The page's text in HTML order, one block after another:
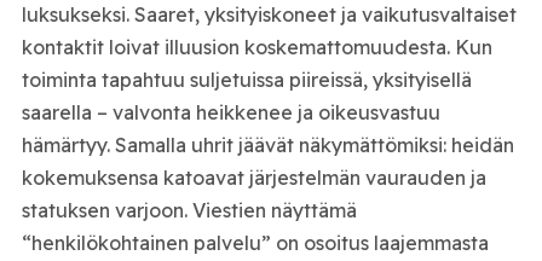
luksukseksi. Saaret, yksityiskoneet ja vaikutusvaltaiset
kontaktit loivat illuusion koskemattomuudesta. Kun
toiminta tapahtuu suljetuissa piireissä, yksityisellä
saarella – valvonta heikkenee ja oikeusvastuu
hämärtyy. Samalla uhrit jäävät näkymättömiksi: heidän
kokemuksensa katoavat järjestelmän vaurauden ja
statuksen varjoon. Viestien näyttämä
“henkilökohtainen palvelu” on osoitus laajemmasta